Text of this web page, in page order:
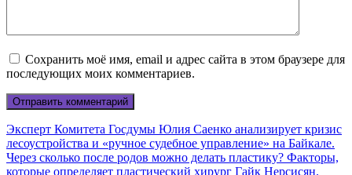
Сохранить моё имя, email и адрес сайта в этом браузере для
последующих моих комментариев.
Эксперт Комитета Госдумы Юлия Саенко анализирует кризис
лесоустройства и «ручное судебное управление» на Байкале.
Через сколько после родов можно делать пластику? Факторы,
которые определяет пластический хирург Гайк Нерсисян.